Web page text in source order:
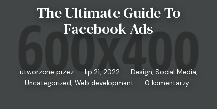
The Ultimate Guide To
Facebook Ads
utworzone przez | lip 21, 2022 | Design, Social Media,
Uncategorized, Web development | 0 komentarzy